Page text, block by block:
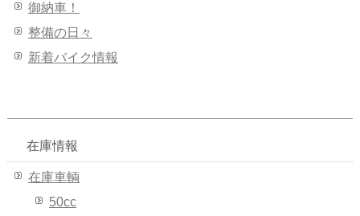
御納車！
整備の日々
新着バイク情報
在庫情報
在庫車輌
50cc